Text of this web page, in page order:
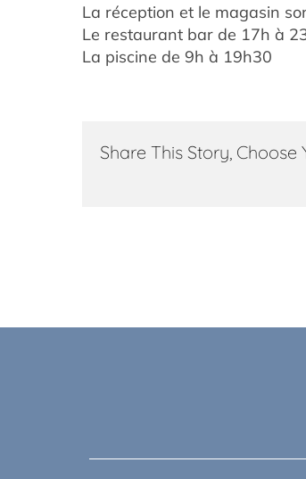
La réception et le magasin
Le restaurant bar de 17h à
La piscine de 9h à 19h30
Share This Story, Choose